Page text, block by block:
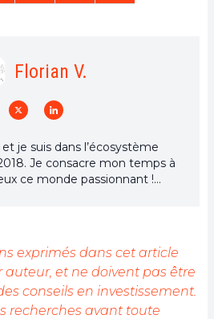
Florian V.
je suis dans l’écosystème
Je consacre mon temps à
ce monde passionnant !
exprimés dans cet article
et ne doivent pas être
conseils en investissement.
recherches avant toute